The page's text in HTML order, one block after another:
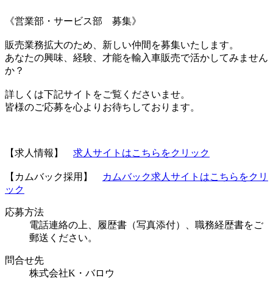
《営業部・サービス部 募集》
販売業務拡大のため、新しい仲間を募集いたします。
あなたの興味、経験、才能を輸入車販売で活かしてみません
か？
詳しくは下記サイトをご覧くださいませ。
皆様のご応募を心よりお待ちしております。
【求人情報】 求人サイトはこちらをクリック
【カムバック採用】
カムバック求人サイトはこちらをクリ
ック
応募方法
電話連絡の上、履歴書（写真添付）、職務経歴書をご
郵送ください。
問合せ先
株式会社K・バロウ